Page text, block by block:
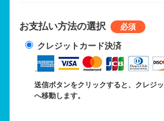
お支払い方法の選択
クレジットカード決済
送信ボタンをクリックすると、クレジ
へ移動します。